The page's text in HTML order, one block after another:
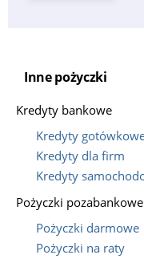
Inne pożyczki
Kredyty bankowe
Kredyty
Kredyty dla firm
Kredyty
Pożyczki pozabankowe
Pożyczki darmowe
Pożyczki na raty